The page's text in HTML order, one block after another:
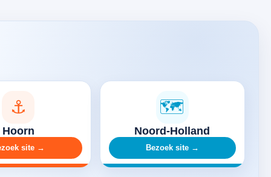
⚓
Hoorn
site →
🗺️
Noord-Holland
Bezoek site →